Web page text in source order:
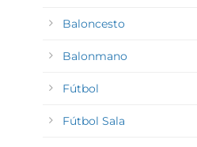
Baloncesto
Balonmano
Fútbol
Fútbol Sala